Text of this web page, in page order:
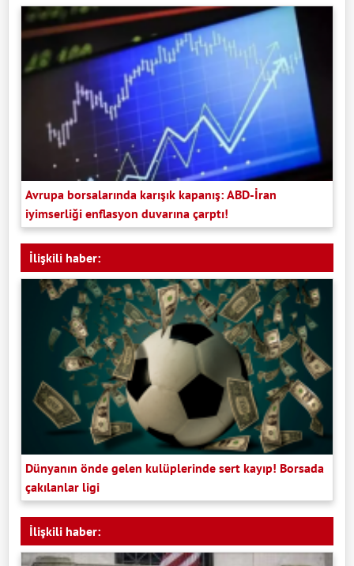
Avrupa borsalarında karışık kapanış: ABD-İran
iyimserliği enflasyon duvarına çarptı!
İlişkili haber:
Dünyanın önde gelen kulüplerinde sert kayıp! Borsada
çakılanlar ligi
İlişkili haber: